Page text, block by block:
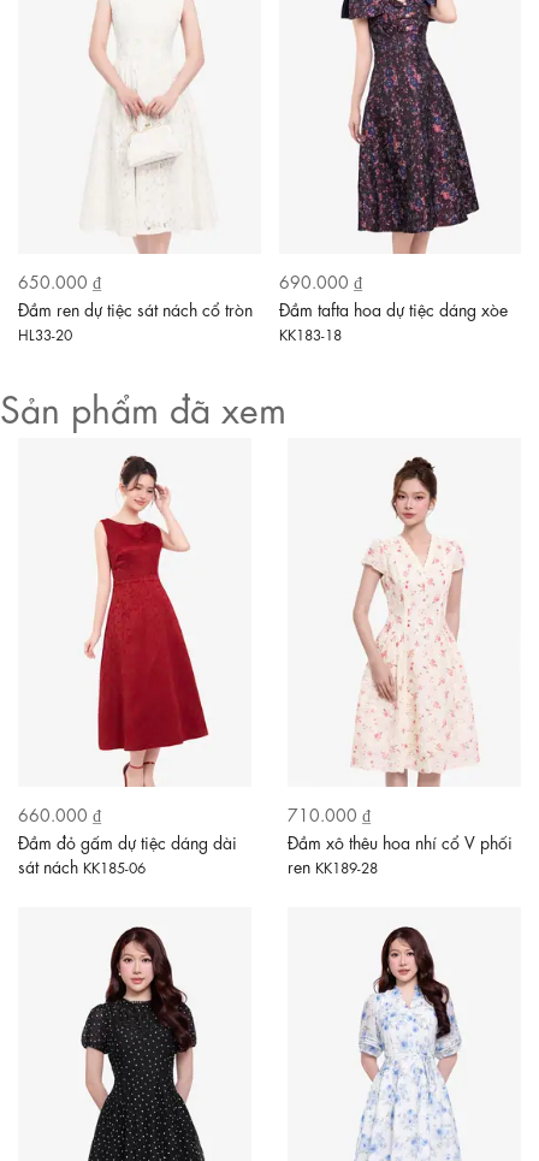
650.000 ₫
Đầm ren dự tiệc sát nách cổ tròn
HL33-20
690.000 ₫
Đầm tafta hoa dự tiệc dáng xòe
KK183-18
Sản phẩm đã xem
660.000 ₫
Đầm đỏ gấm dự tiệc dáng dài
sát nách KK185-06
710.000 ₫
Đầm xô thêu hoa nhí cổ V phối
ren KK189-28